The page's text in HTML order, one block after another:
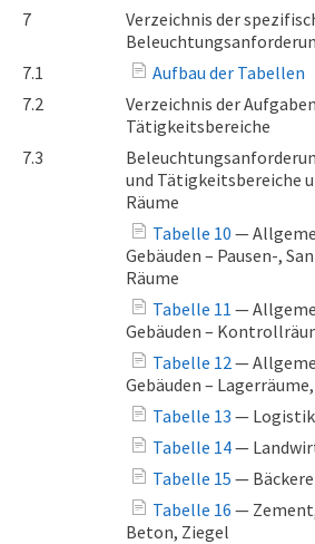
7
Verzeichnis der
7.1
Aufbau der Tabellen
7.2
Verzeichnis der
Tätigkeitsbereiche
7.3
und Tätigkeitsbereiche
Räume
Tabelle 10 —
Gebäuden – Pausen-,
Räume
Tabelle 11 —
Gebäuden –
Tabelle 12—
Gebäuden –
Tabelle 13 — Logistik
Tabelle 14—
Tabelle 15 —
Tabelle 16 —
Beton, Ziegel